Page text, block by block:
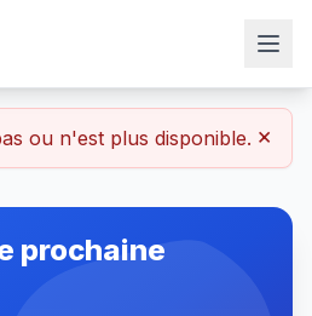
ou n'est plus disponible. ×
prochaine